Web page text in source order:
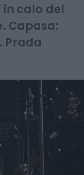
calo del
Capasa:
Prada